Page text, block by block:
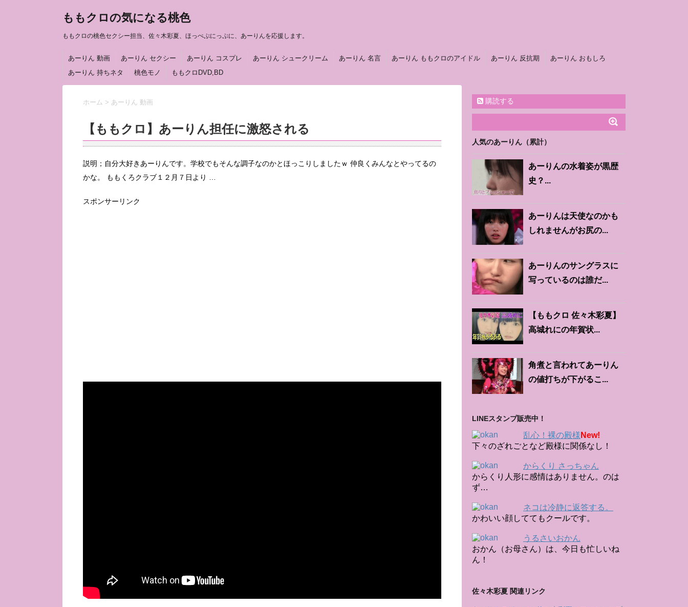
ももクロの気になる桃色
ももクロの桃色セクシー担当、佐々木彩夏、ほっぺぷにっぷに、あーりんを応援します。
あーりん 動画 あーりん セクシー あーりん コスプレ あーりん シュークリーム あーりん 名言 あーりん ももクロのアイドル あーりん 反抗期
あーりん おもしろ
あーりん 持ちネタ
桃色モノ ももクロDVD,BD
ホーム > あーりん 動画
【ももクロ】あーりん担任に激怒される
説明；自分大好きあーりんです。学校でもそんな調子なのかとほっこりしましたｗ 仲良くみんなとやってるの
かな。 ももくろクラブ１２月７日より …
スポンサーリンク
購読する
人気のあーりん（累計）
あーりんの水着姿が黒歴
史？...
あーりんは天使なのかも
しれませんがお尻の...
あーりんのサングラスに
写っているのは誰だ...
【ももクロ 佐々木彩夏】
高城れにの年賀状...
角煮と言われてあーりん
の値打ちが下がるこ...
LINEスタンプ販売中！
乱心！裸の殿様 New!
下々のざれごとなど殿様に関係なし！
からくり さっちゃん
からくり人形に感情はありません。のは
ず…
ネコは冷静に返答する。
かわいい顔しててもクールです。
うるさいおかん
おかん（お母さん）は、今日も忙しいね
ん！
佐々木彩夏 関連リンク